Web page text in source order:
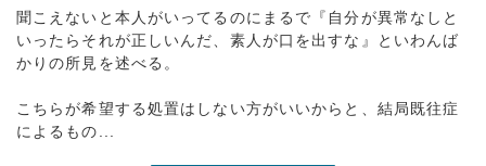
聞こえないと本人がいってるのにまるで『自分が異常なしと
いったらそれが正しいんだ、素人が口を出すな』といわんば
かりの所見を述べる。
こちらが希望する処置はしない方がいいからと、結局既往症
によるもの...